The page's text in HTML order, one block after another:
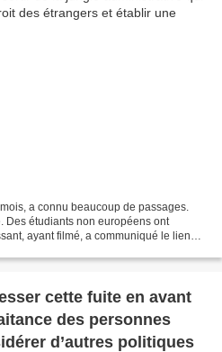
a connu beaucoup de passages.
Des étudiants non européens ont
ayant filmé, a communiqué le lien
cette fuite en avant
des personnes
d’autres politiques